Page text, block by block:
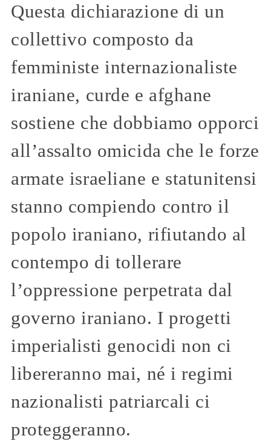
Questa dichiarazione di un
collettivo composto da
femministe internazionaliste
iraniane, curde e afghane
sostiene che dobbiamo opporci
all’assalto omicida che le forze
armate israeliane e statunitensi
stanno compiendo contro il
popolo iraniano, rifiutando al
contempo di tollerare
l’oppressione perpetrata dal
governo iraniano. I progetti
imperialisti genocidi non ci
libereranno mai, né i regimi
nazionalisti patriarcali ci
proteggeranno.